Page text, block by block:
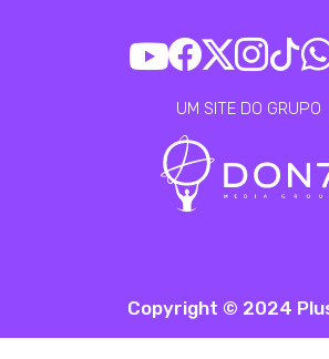
UM SITE DO GRUPO
Copyright © 2024